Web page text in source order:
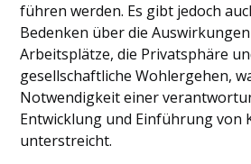
führen werden. Es gibt jedoch
Bedenken über die
Arbeitsplätze, die Privatsphäre
gesellschaftliche Wohlergehen,
Notwendigkeit einer
Entwicklung und Einführung von
unterstreicht.